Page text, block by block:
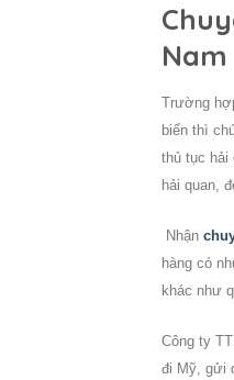
Nam
Trường
biển thì
thủ tục hải
hải quan,
Nhận
hàng có
khác như
Công ty
đi Mỹ, gửi